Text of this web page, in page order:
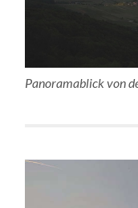
Panoramablick von